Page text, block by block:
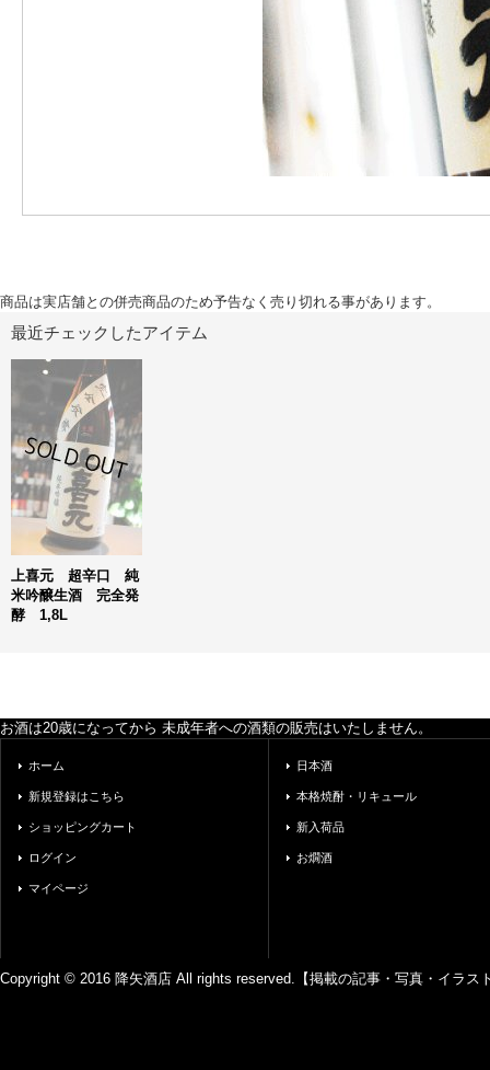
商品は実店舗との併売商品のため予告なく売り切れる事があります。
最近チェックしたアイテム
上喜元 超辛口 純
米吟醸生酒 完全発
酵 1,8L
お酒は20歳になってから 未成年者への酒類の販売はいたしません。
ホーム
新規登録はこちら
ショッピングカート
ログイン
マイページ
日本酒
本格焼酎・リキュール
新入荷品
お燗酒
Copyright © 2016 降矢酒店 All rights reserved.【掲載の記事・写真・イラス